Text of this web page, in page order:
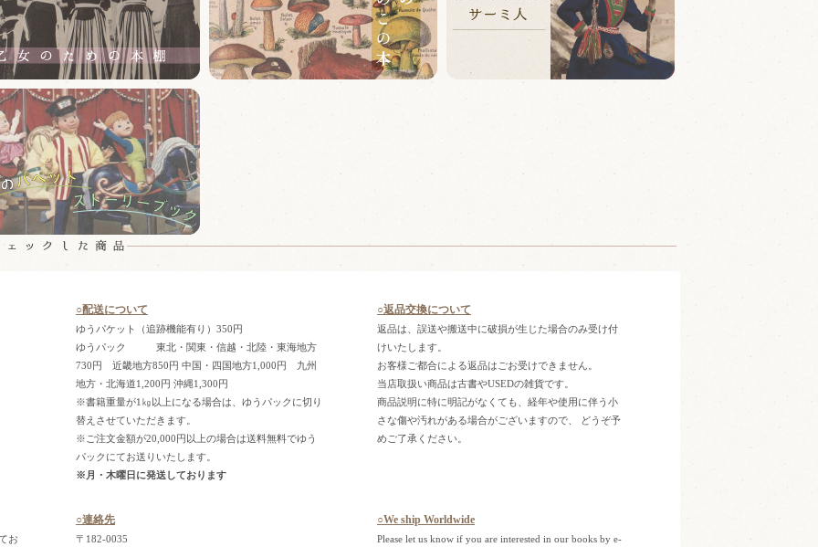
○配送について
ゆうパケット（追跡機能有り）350円
ゆうパック 東北・関東・信越・北陸・東海地方
730円 近畿地方850円 中国・四国地方1,000円 九州
地方・北海道1,200円 沖縄1,300円
※書籍重量が1㎏以上になる場合は、ゆうパックに切り
替えさせていただきます。
※ご注文金額が20,000円以上の場合は送料無料でゆう
パックにてお送りいたします。
※月・木曜日に発送しております
○返品交換について
返品は、誤送や搬送中に破損が生じた場合のみ受け付
けいたします。
お客様ご都合による返品はごお受けできません。
当店取扱い商品は古書やUSEDの雑貨です。
商品説明に特に明記がなくても、経年や使用に伴う小
さな傷や汚れがある場合がございますので、 どうぞ予
めご了承ください。
お
○連絡先
〒182-0035
○We ship Worldwide
Please let us know if you are interested in our books by e-